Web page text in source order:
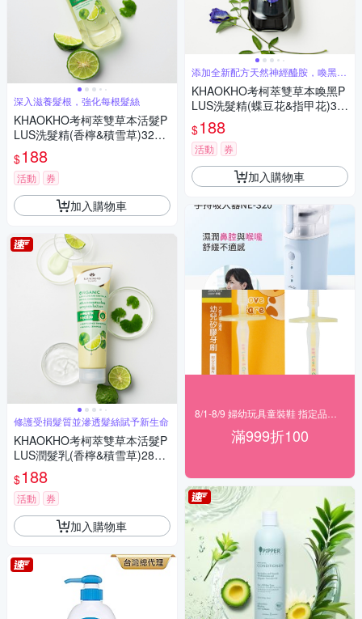
深入滋養髮根，強化每根髮絲
KHAOKHO考柯萃雙草本活髮P
LUS洗髮精(香檸&積雪草)320m
$188
活動 券
加入購物車
修護受損髮質並滲透髮絲賦予新生命
KHAOKHO考柯萃雙草本活髮P
LUS潤髮乳(香檸&積雪草)280m
$188
活動 券
加入購物車
添加全新配方天然神經醯胺，喚黑效
果升級
KHAOKHO考柯萃雙草本喚黑P
LUS洗髮精(蝶豆花&指甲花)32
0ml
$188
活動 券
加入購物車
滿999折100